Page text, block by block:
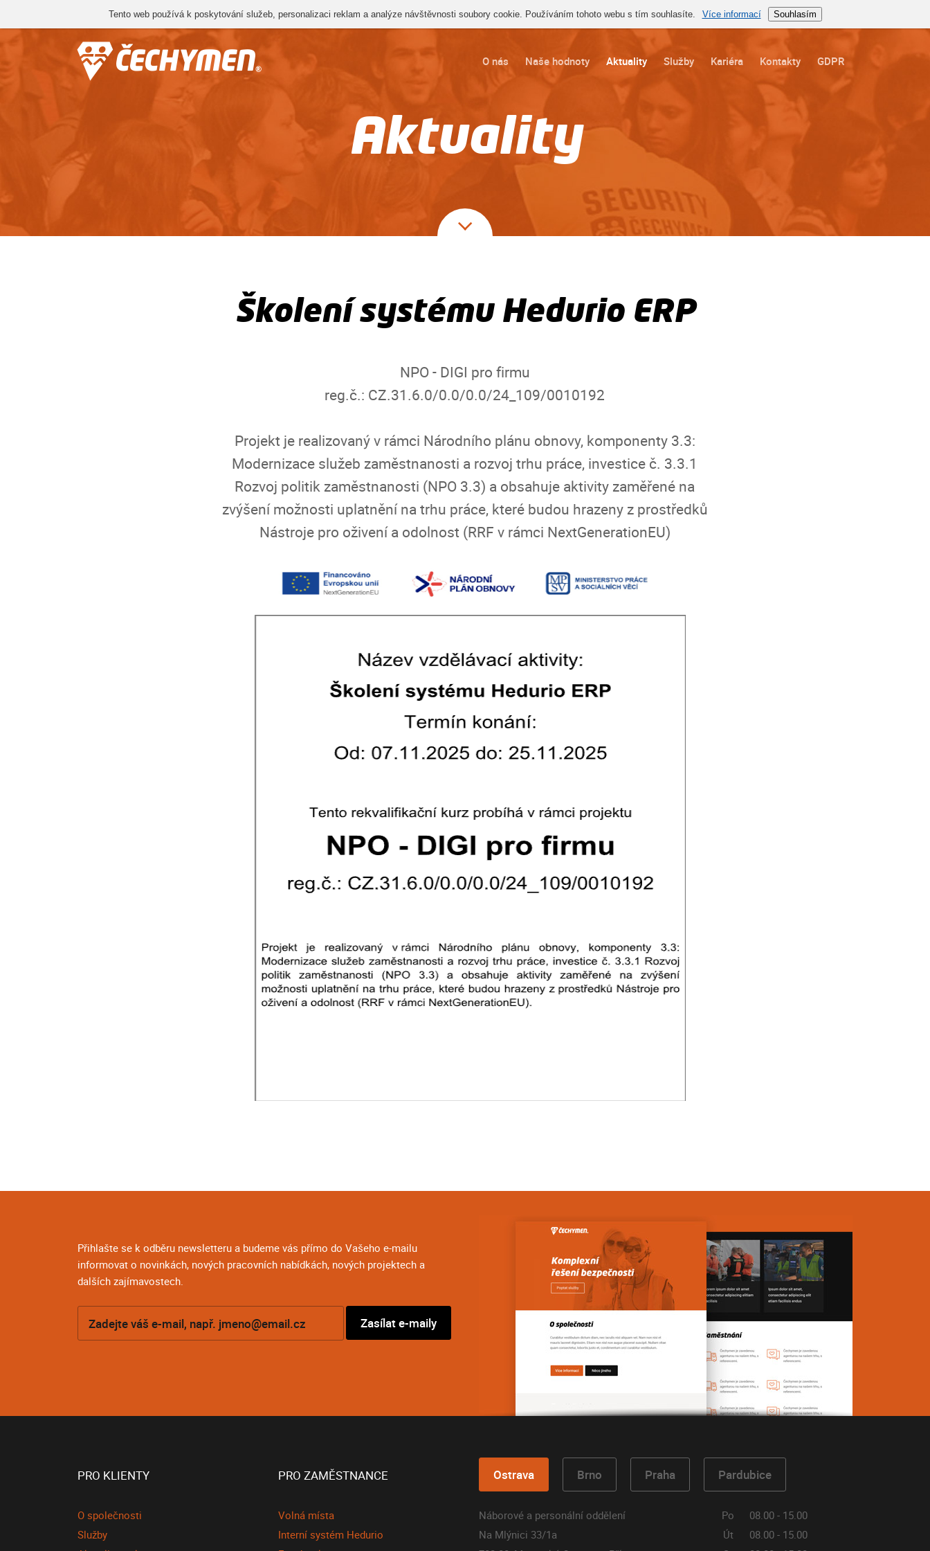
Tento web používá k poskytování služeb, personalizaci reklam a analýze návštěvnosti soubory cookie. Používáním tohoto webu s tím souhlasíte. Více informací Souhlasím
O nás Naše hodnoty Aktuality Služby Kariéra Kontakty GDPR
Aktuality
Školení systému Hedurio ERP
NPO - DIGI pro firmu
reg.č.: CZ.31.6.0/0.0/0.0/24_109/0010192
Projekt je realizovaný v rámci Národního plánu obnovy, komponenty 3.3:
Modernizace služeb zaměstnanosti a rozvoj trhu práce, investice č. 3.3.1
Rozvoj politik zaměstnanosti (NPO 3.3) a obsahuje aktivity zaměřené na
zvýšení možnosti uplatnění na trhu práce, které budou hrazeny z prostředků
Nástroje pro oživení a odolnost (RRF v rámci NextGenerationEU)
Přihlašte se k odběru newsletteru a budeme vás přímo do Vašeho e-mailu
informovat o novinkách, nových pracovních nabídkách, nových projektech a
dalších zajímavostech.
PRO KLIENTY
O společnosti
Služby
PRO ZAMĚSTNANCE
Volná místa
Interní systém Hedurio
Ostrava Brno Praha Pardubice
Náborové a personální oddělení
Na Mlýnici 33/1a
Po
08.00 - 15.00
Út
08.00 - 15.00